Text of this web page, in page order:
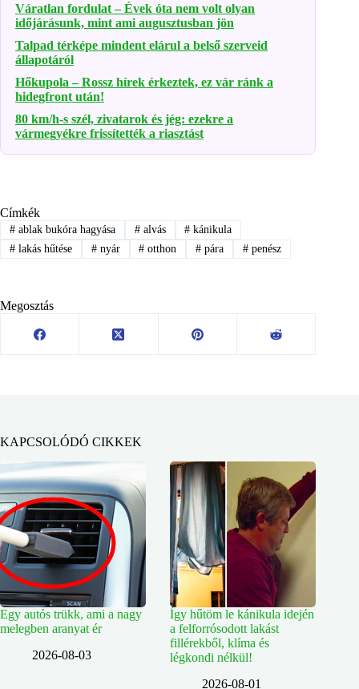
Váratlan fordulat – Évek óta nem volt olyan
időjárásunk, mint ami augusztusban jön
Talpad térképe mindent elárul a belső szerveid
állapotáról
Hőkupola – Rossz hírek érkeztek, ez vár ránk a
hidegfront után!
80 km/h-s szél, zivatarok és jég: ezekre a
vármegyékre frissítették a riasztást
Címkék
#ablak bukóra hagyása #alvás # kánikula
#lakás hűtése #nyár # otthon # pára # penész
Megosztás
KAPCSOLÓDÓ CIKKEK
Egy autós trükk, ami a nagy
melegben aranyat ér
2026-08-03
Így hűtöm le kánikula idején
a felforrósodott lakást
fillérekből, klíma és
légkondi nélkül!
2026-08-01